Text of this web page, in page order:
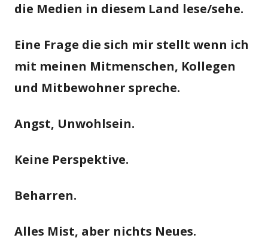
die Medien in diesem Land lese/sehe.
Eine Frage die sich mir stellt wenn ich
mit meinen Mitmenschen, Kollegen
und Mitbewohner spreche.
Angst, Unwohlsein.
Keine Perspektive.
Beharren.
Alles Mist, aber nichts Neues.